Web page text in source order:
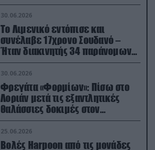
30.06.2026
Το Λιμενικό εντόπισε και
συνέλαβε 17χρονο Σουδανό –
Ήταν διακινητής 34 παράνομων
μεταναστών
30.06.2026
Φρεγάτα «Φορμίων»: Πίσω στο
Λοριάν μετά τις εξαντλητικές
θαλάσσιες δοκιμές στον
απαιτητικό Βισκαϊκό
25.06.2026
Βολές Harpoon από τις μονάδες